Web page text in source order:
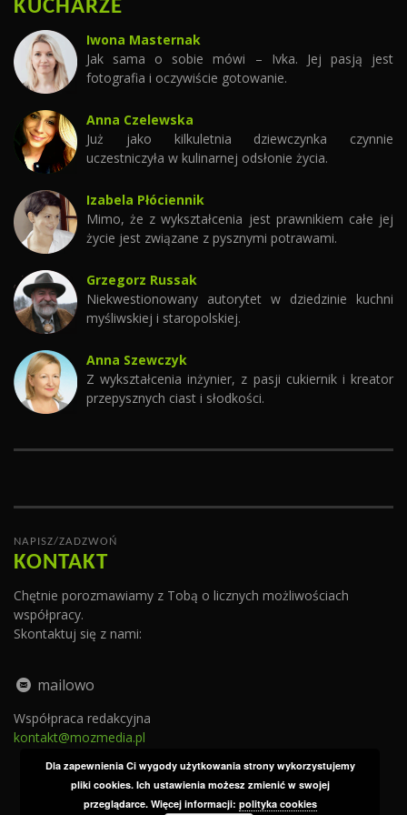
KUCHARZE
Iwona Masternak
Jak sama o sobie mówi – Ivka. Jej pasją jest
fotografia i oczywiście gotowanie.
Anna Czelewska
Już jako kilkuletnia dziewczynka czynnie
uczestniczyła w kulinarnej odsłonie życia.
Izabela Płóciennik
Mimo, że z wykształcenia jest prawnikiem całe jej
życie jest związane z pysznymi potrawami.
Grzegorz Russak
Niekwestionowany autorytet w dziedzinie kuchni
myśliwskiej i staropolskiej.
Anna Szewczyk
Z wykształcenia inżynier, z pasji cukiernik i kreator
przepysznych ciast i słodkości.
NAPISZ/ZADZWOŃ
KONTAKT
Chętnie porozmawiamy z Tobą o licznych możliwościach
współpracy.
Skontaktuj się z nami:
mailowo
Współpraca redakcyjna
kontakt@mozmedia.pl
Dla zapewnienia Ci wygody użytkowania strony wykorzystujemy
pliki cookies. Ich ustawienia możesz zmienić w swojej
przeglądarce. Więcej informacji: polityka cookies